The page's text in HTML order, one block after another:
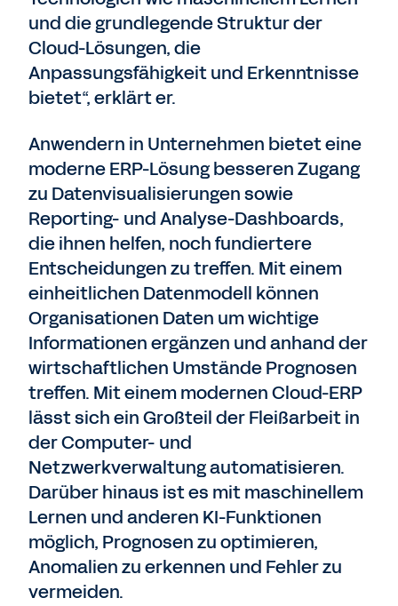
und die grundlegende Struktur der
Cloud-Lösungen, die
Anpassungsfähigkeit und Erkenntnisse
bietet“, erklärt er.
Anwendern in Unternehmen bietet eine
moderne ERP-Lösung besseren Zugang
zu Datenvisualisierungen sowie
Reporting- und Analyse-Dashboards,
die ihnen helfen, noch fundiertere
Entscheidungen zu treffen. Mit einem
einheitlichen Datenmodell können
Organisationen Daten um wichtige
Informationen ergänzen und anhand der
wirtschaftlichen Umstände Prognosen
treffen. Mit einem modernen Cloud-ERP
lässt sich ein Großteil der Fleißarbeit in
der Computer- und
Netzwerkverwaltung automatisieren.
Darüber hinaus ist es mit maschinellem
Lernen und anderen KI-Funktionen
möglich, Prognosen zu optimieren,
Anomalien zu erkennen und Fehler zu
vermeiden.